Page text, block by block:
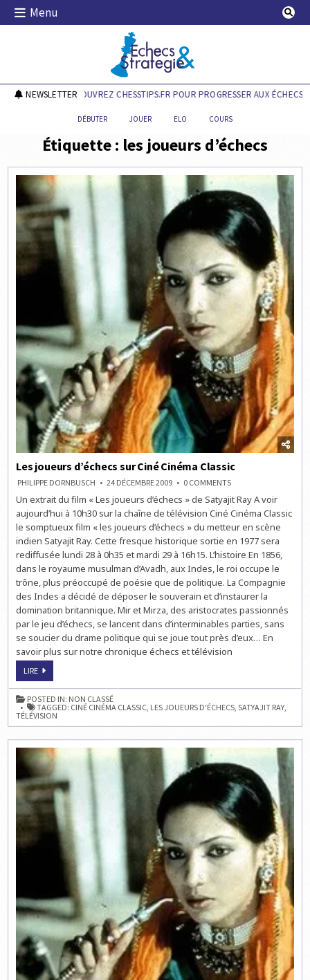
Skip
Menu
Echecs & Stratégie
NEWSLETTERDÉCOUVREZ CHESSTIPS.FR POUR PROGRESSER AUX ÉCHECS !
DÉBUTER JOUER ELO COURS
Étiquette : les joueurs d’échecs
Les joueurs d’échecs sur Ciné Cinéma Classic
PHILIPPE DORNBUSCH 24 DÉCEMBRE 2009 0 COMMENTSON
JOUEURS
D’ÉCHECS
SUR
CINÉMA
CLASSIC
Un extrait du film « Les joueurs d’échecs » de Satyajit Ray A voir
aujourd’hui à 10h30 sur la chaîne de télévision Ciné Cinéma Classic
le somptueux film « les joueurs d’échecs » du metteur en scène
indien Satyajit Ray. Cette fresque historique sortie en 1977 sera
rediffusée lundi 28 à 0h35 et mardi 29 à 16h15. L’histoire En 1856,
dans le royaume musulman d’Avadh, aux Indes, le roi occupe le
trône, plus préoccupé de poésie que de politique. La Compagnie
des Indes a décidé de déposer le souverain et d’instaurer la
domination britannique. Mir et Mirza, des aristocrates passionnés
par le jeu d’échecs, se lancent dans d’interminables parties, sans
se soucier du drame politique qui se joue tout près d’eux… En
savoir plus sur notre chronique échecs et télévision
LIRELES
D’ÉCHECS
SUR
CINÉ
CINÉMA
CLASSIC
POSTED IN: NON CLASSÉ
TAGGED: CINÉ CINÉMA CLASSIC LES JOUEURS D'ÉCHECS ,SATYAJIT RAY
TÉLÉVISION